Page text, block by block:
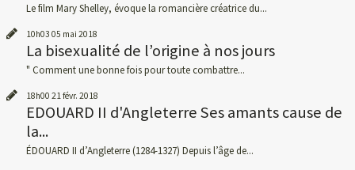
Le film Mary Shelley, évoque la romancière créatrice du...
10h03 05 mai 2018
La bisexualité de l’origine à nos jours
" Comment une bonne fois pour toute combattre...
18h00 21févr. 2018
EDOUARD II d'Angleterre Ses amants cause de
la...
ÉDOUARD II d’Angleterre (1284-1327) Depuis l’âge de...